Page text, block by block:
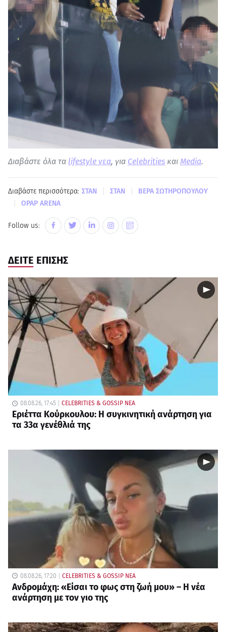
Διαβάστε όλα τα lifestyle νεα, για Celebrities και Media.
Διαβάστε περισσότερα: ΣΤΑΝ ΣΤΑΝ ΒΕΡΑ ΣΩΤΗΡΟΠΟΥΛΟΥ
OPAP ARENA
Follow us:
ΔΕΙΤΕ ΕΠΙΣΗΣ
08.08.26, 17:45 CELEBRITIES & GOSSIP ΝΕΑ
Εριέττα Κούρκουλου: Η συγκινητική ανάρτηση για
τα 33α γενέθλιά της
08.08.26, 17:20 CELEBRITIES & GOSSIP ΝΕΑ
Ανδρομάχη: «Είσαι το φως στη ζωή μου» – Η νέα
ανάρτηση με τον γιο της